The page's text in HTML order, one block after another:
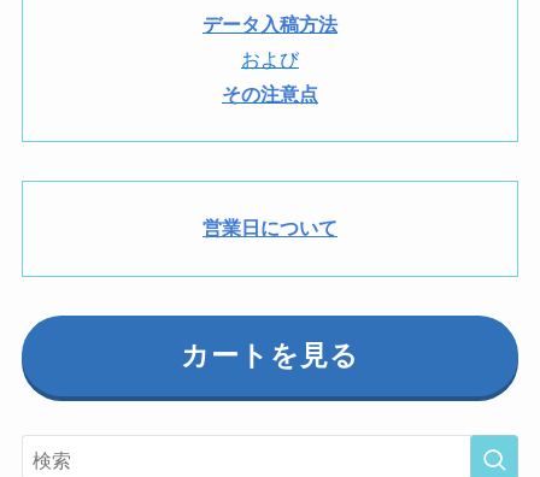
データ入稿方法
および
その注意点
営業日について
カートを見る